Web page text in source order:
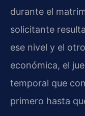
durante el
solicitante
ese nivel y el
económica, el
temporal que
primero hasta